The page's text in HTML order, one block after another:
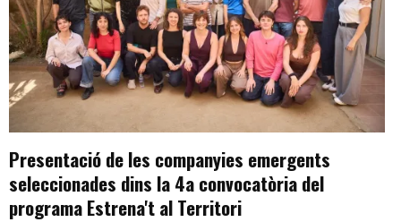
Presentació de les companyies emergents
seleccionades dins la 4a convocatòria del
programa Estrena't al Territori